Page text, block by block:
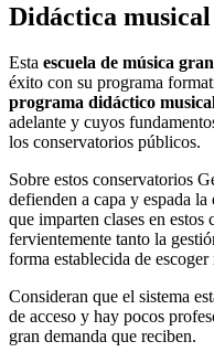
Didáctica
Esta escuela de música
éxito con su programa
programa didáctico
adelante y cuyos
los conservatorios públicos.
Sobre estos conservatorios
defienden a capa y espada
que imparten clases en
fervientemente tanto la
forma establecida de
Consideran que el sistema
de acceso y hay pocos
gran demanda que reciben.